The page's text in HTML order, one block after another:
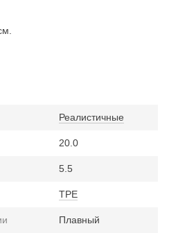
Реалистичные
20.0
5.5
TPE
Плавный